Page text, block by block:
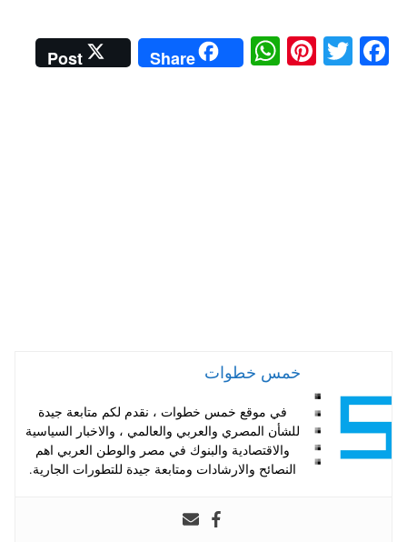
Fa
T
Pi
W
ha
Share
Post
خمس خطوات
في موقع خمس خطوات ، نقدم لكم متابعة جيدة
للشأن المصري والعربي والعالمي ، والاخبار السياسية
والاقتصادية والبنوك في مصر والوطن العربي اهم
النصائح والارشادات ومتابعة جيدة للتطورات الجارية.